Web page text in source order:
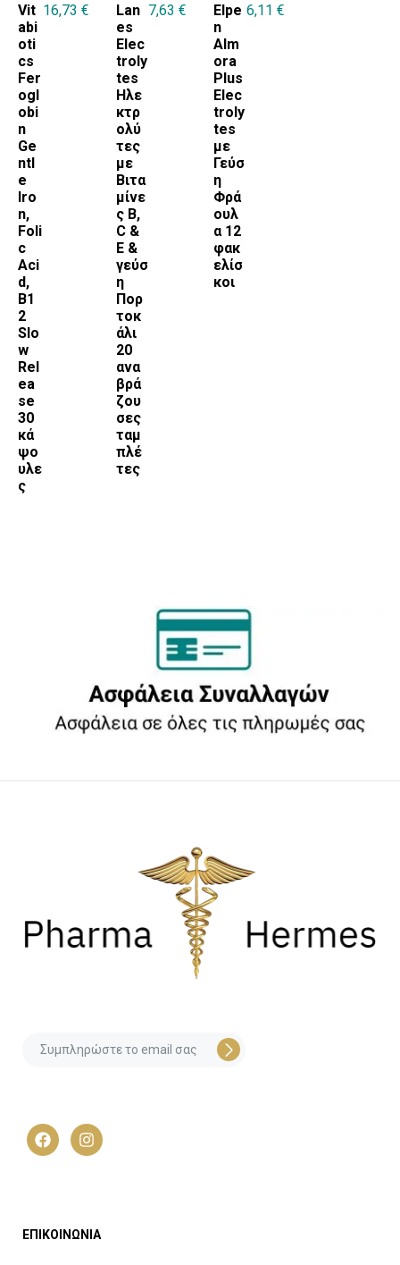
Vit
abi
oti
cs
Fer
ogl
obi
n
Ge
ntl
e
Iro
n,
Foli
c
Aci
d,
B1
2
Slo
w
Rel
ea
se
30
κά
ψο
υλε
ς
16,73 €
Lan
es
Elec
troly
tes
Ηλε
κτρ
ολύ
τες
με
Βιτα
μίνε
ς B,
C &
E &
γεύσ
η
Πορ
τοκ
άλι
20
ανα
βρά
ζου
σες
ταμ
πλέ
τες
7,63 €
Elpe
n
Alm
ora
Plus
Elec
troly
tes
με
Γεύσ
η
Φρά
ουλ
α 12
φακ
ελίσ
κοι
6,11 €
ΕΠΙΚΟΙΝΩΝΙΑ